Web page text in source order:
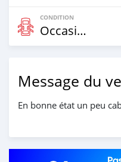
CONDITION
Occasion
Message du
En bonne état un peu